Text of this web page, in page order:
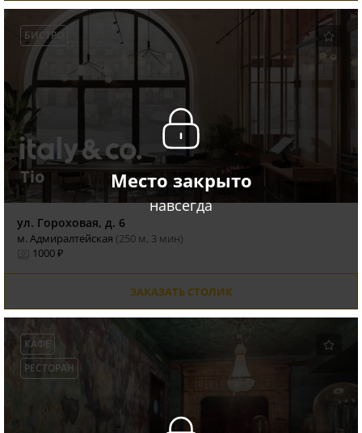
Место закрыто
навсегда
БИСТРО
Tio
ул. Гороховая, д. 6
м. Адмиралтейская (250 м, 3 мин)
1000 ₽
ЗАКАЗАТЬ СТОЛИК
КАФЕ
РЕСТОРАН